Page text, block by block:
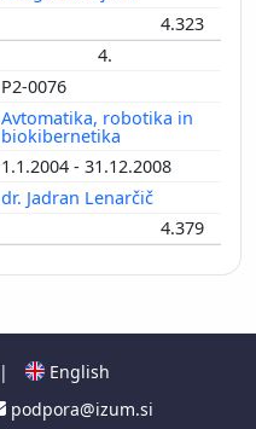
4.323
4.
P2-0076
Avtomatika, robotika in
biokibernetika
1.1.2004 - 31.12.2008
dr. Jadran Lenarčič
4.379
|
English
podpora@izum.si